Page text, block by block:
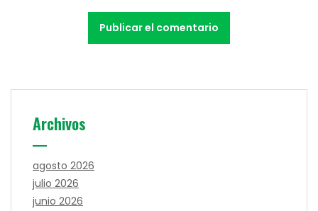
Archivos
agosto 2026
julio 2026
junio 2026